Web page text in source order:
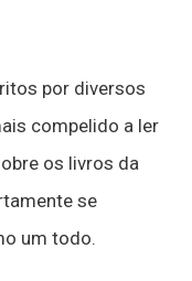
por diversos
compelido a ler
os livros da
se
um todo.